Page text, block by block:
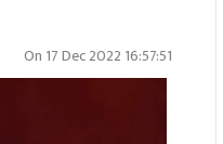
On 17 Dec 2022 16:57:51